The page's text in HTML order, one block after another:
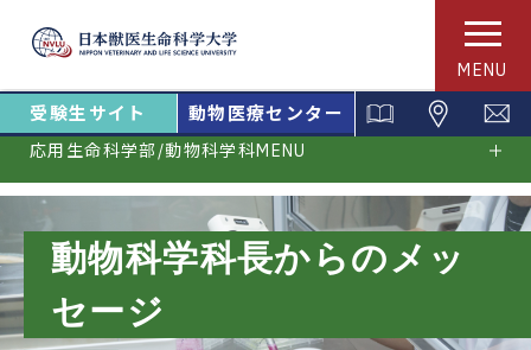
MENU
受験生サイト 動物医療センター
動物科学科長からのメッ
セージ
応用生命科学部/動物科学科MENU